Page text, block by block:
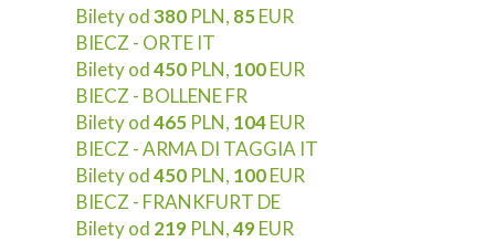
Bilety od380 PLN, 85EUR
BIECZ - ORTE IT
Bilety od450 PLN, 100EUR
BIECZ - BOLLENE FR
Bilety od465 PLN, 104EUR
BIECZ - ARMA DI TAGGIA IT
Bilety od450 PLN, 100EUR
BIECZ - FRANKFURT DE
Bilety od 219 PLN,49EUR